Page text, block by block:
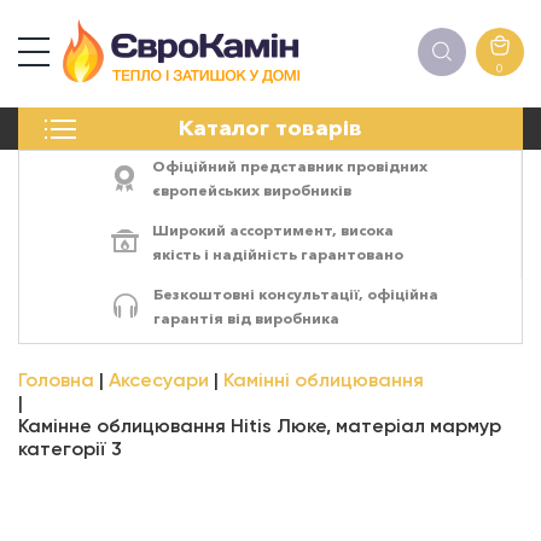
0
Каталог товарів
ПЕЧІ
ЕЛЕКТРОКАМІНИ
АКСЕСУАРИ
Офіційний представник провідних
європейських виробників
Широкий ассортимент, висока
якість і надійність гарантовано
Безкоштовні консультації, офіційна
гарантія від виробника
Головна Аксесуари Камінні облицювання
Камінне облицювання Hitis Люке, матеріал мармур
категорії 3